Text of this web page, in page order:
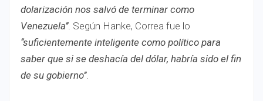
dolarización nos salvó de terminar como
Venezuela’’. Según Hanke, Correa fue lo
‘‘suficientemente inteligente como político para
saber que si se deshacía del dólar, habría sido el fin
de su gobierno’’.